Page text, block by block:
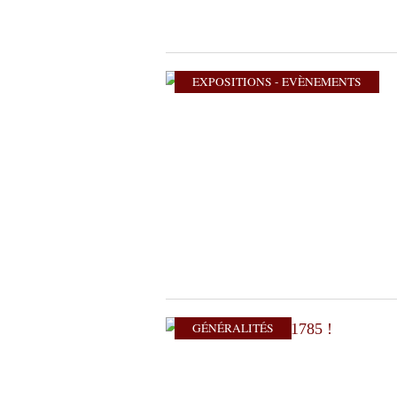
EXPOSITIONS - EVÈNEMENTS
GÉNÉRALITÉS